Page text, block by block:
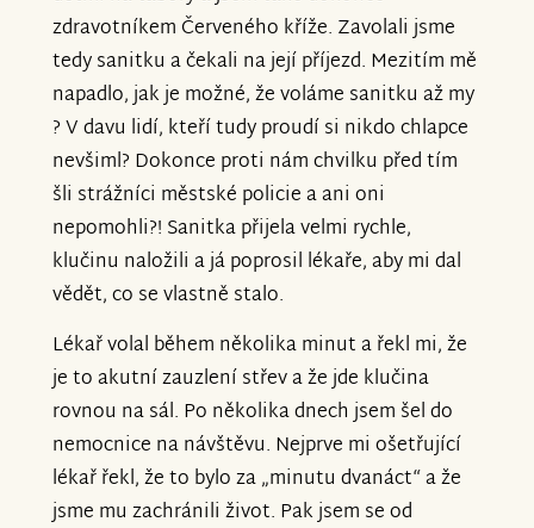
zdravotníkem Červeného kříže. Zavolali jsme
tedy sanitku a čekali na její příjezd. Mezitím mě
napadlo, jak je možné, že voláme sanitku až my
? V davu lidí, kteří tudy proudí si nikdo chlapce
nevšiml? Dokonce proti nám chvilku před tím
šli strážníci městské policie a ani oni
nepomohli?! Sanitka přijela velmi rychle,
klučinu naložili a já poprosil lékaře, aby mi dal
vědět, co se vlastně stalo.
Lékař volal během několika minut a řekl mi, že
je to akutní zauzlení střev a že jde klučina
rovnou na sál. Po několika dnech jsem šel do
nemocnice na návštěvu. Nejprve mi ošetřující
lékař řekl, že to bylo za „minutu dvanáct“ a že
jsme mu zachránili život. Pak jsem se od